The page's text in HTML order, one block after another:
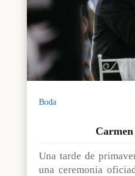
Boda
Una tarde de
una ceremonia